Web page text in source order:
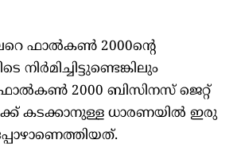
ഫാൽകൺ 2000ന്റെ
2000 ബിസിനസ് ജെറ്റ്
കടക്കാനുള്ള ധാരണയിൽ ഇരു